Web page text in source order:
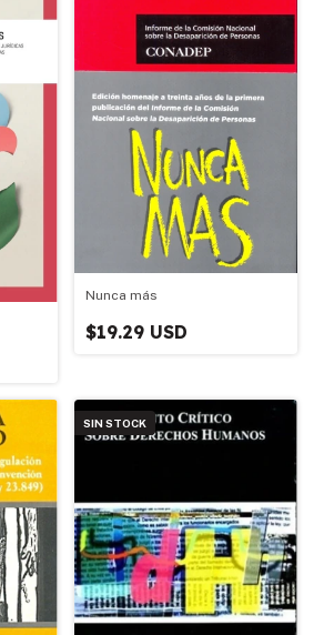
Nunca más
$19.29 USD
SIN STOCK